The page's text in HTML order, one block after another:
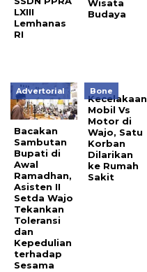
LXIII
Lemhanas
RI
Wisata
Budaya
Advertorial
Bacakan
Sambutan
Bupati di
Awal
Ramadhan,
Asisten II
Setda Wajo
Tekankan
Toleransi
dan
Kepedulian
terhadap
Sesama
Bone
Kecelakaan
Mobil Vs
Motor di
Wajo, Satu
Korban
Dilarikan
ke Rumah
Sakit